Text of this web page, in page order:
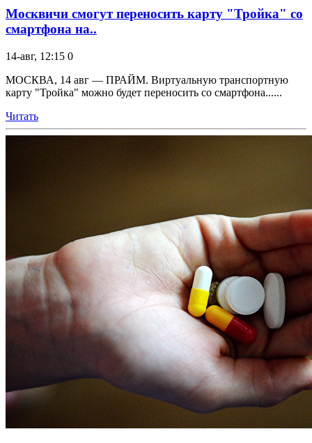
Москвичи смогут переносить карту "Тройка" со
смартфона на..
14-авг, 12:15 0
МОСКВА, 14 авг — ПРАЙМ. Виртуальную транспортную
карту "Тройка" можно будет переносить со смартфона......
Читать